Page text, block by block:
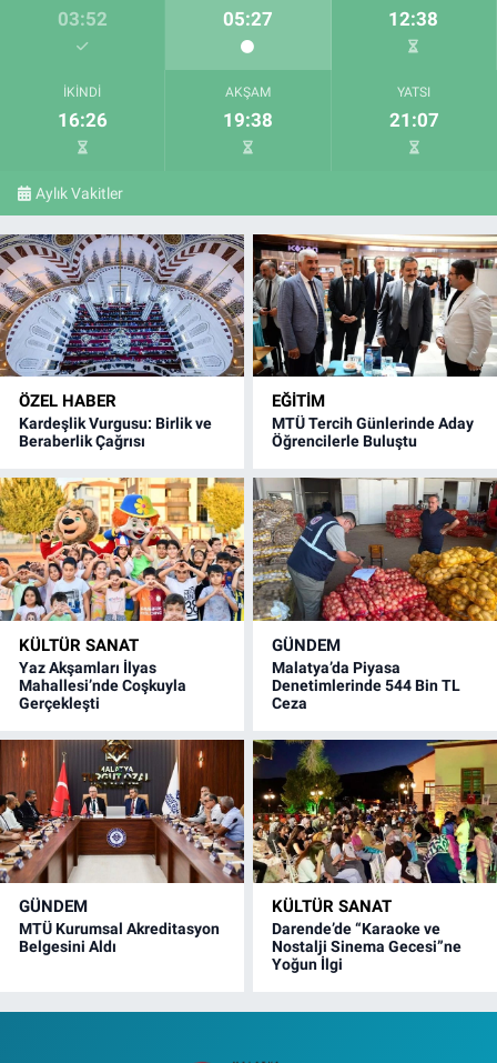
03:52 05:27 12:38
İKINDI
16:26
AKŞAM
19:38
YATSI
21:07
Aylık Vakitler
ÖZEL HABER
Kardeşlik Vurgusu: Birlik ve
Beraberlik Çağrısı
EĞITIM
MTÜ Tercih Günlerinde Aday
Öğrencilerle Buluştu
KÜLTÜR SANAT
Yaz Akşamları İlyas
Mahallesi’nde Coşkuyla
Gerçekleşti
GÜNDEM
Malatya’da Piyasa
Denetimlerinde 544 Bin TL
Ceza
GÜNDEM
MTÜ Kurumsal Akreditasyon
Belgesini Aldı
KÜLTÜR SANAT
Darende’de “Karaoke ve
Nostalji Sinema Gecesi”ne
Yoğun İlgi